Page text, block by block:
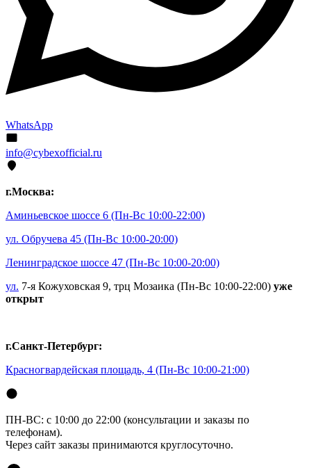
WhatsApp
info@cybexofficial.ru
г.Москва:
Аминьевское шоссе 6 (Пн-Вс 10:00-22:00)
ул. Обручева 45 (Пн-Вс 10:00-20:00)
Ленинградское шоссе 47 (Пн-Вс 10:00-20:00)
ул. 7-я Кожуховская 9, трц Мозаика (Пн-Вс 10:00-22:00) уже
открыт
г.Санкт-Петербург:
Красногвардейская площадь, 4 (Пн-Вс 10:00-21:00)
ПН-ВС: с 10:00 до 22:00 (консультации и заказы по
телефонам).
Через сайт заказы принимаются круглосуточно.